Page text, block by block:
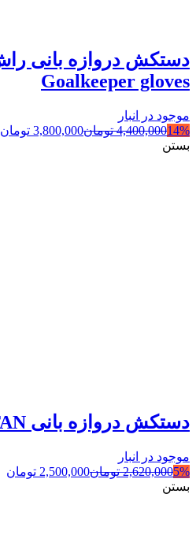
Goalkeeper gloves
موجود در انبار
14%
4,400,000 تومان3,800,000 تومان
بستن
دستکش دروازه بانی T1TAN
موجود در انبار
5%
2,620,000 تومان2,500,000 تومان
بستن